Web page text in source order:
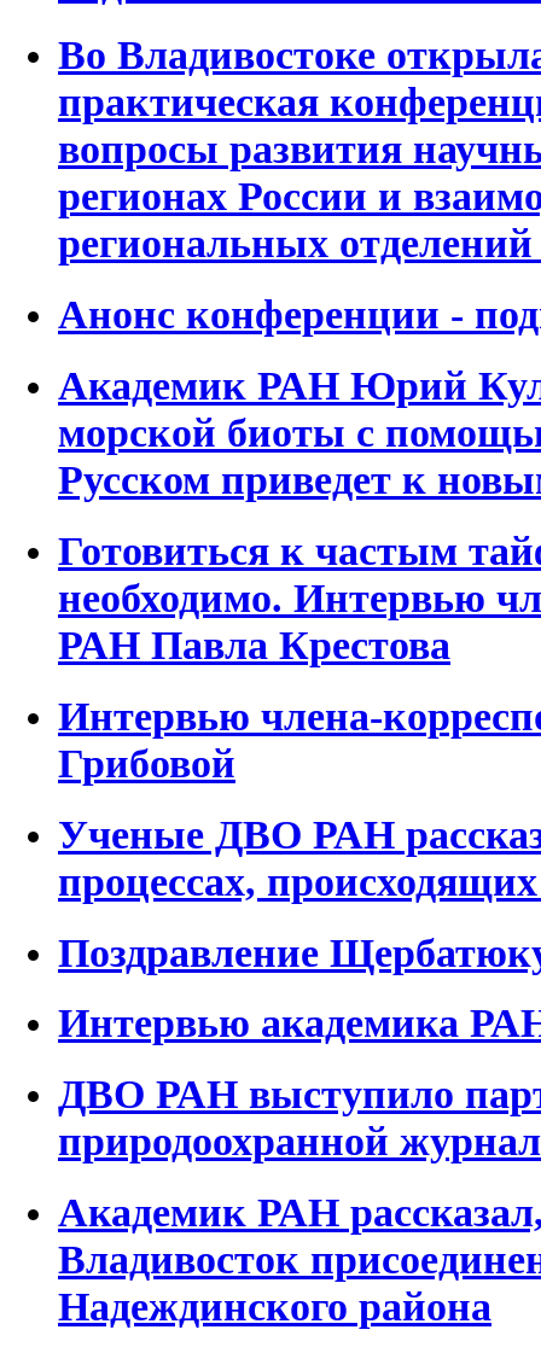
Во Владивостоке
практическая
вопросы развития
регионах России и
региональных
Анонс конференции -
Академик РАН Юрий
морской биоты с
Русском приведет к
Готовиться к частым
необходимо. Интервью
РАН Павла Крестова
Интервью члена-
Грибовой
Ученые ДВО РАН
процессах,
Поздравление
Интервью академика
ДВО РАН выступило
природоохранной
Академик РАН
Владивосток
Надеждинского района